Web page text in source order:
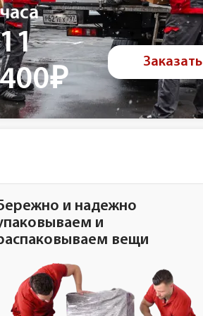
часа
11
400₽
Заказать
и надежно
и
вещи